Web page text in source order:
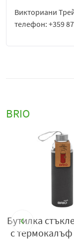
Викториани
телефон: +359
BRIO
Бутилка стъклена
с